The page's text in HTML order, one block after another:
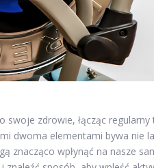
zdrowie, łącząc
dwoma elementami bywa nie
znacząco wpłynąć na nasze